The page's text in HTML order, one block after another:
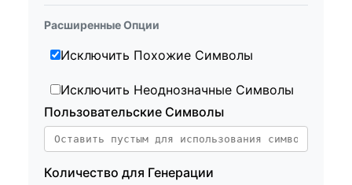
Расширенные Опции
Исключить Похожие Символы
Исключить Неоднозначные Символы
Пользовательские Символы
Количество для Генерации